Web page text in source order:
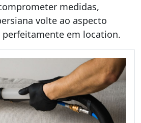
medidas,
volte ao aspecto
em location.